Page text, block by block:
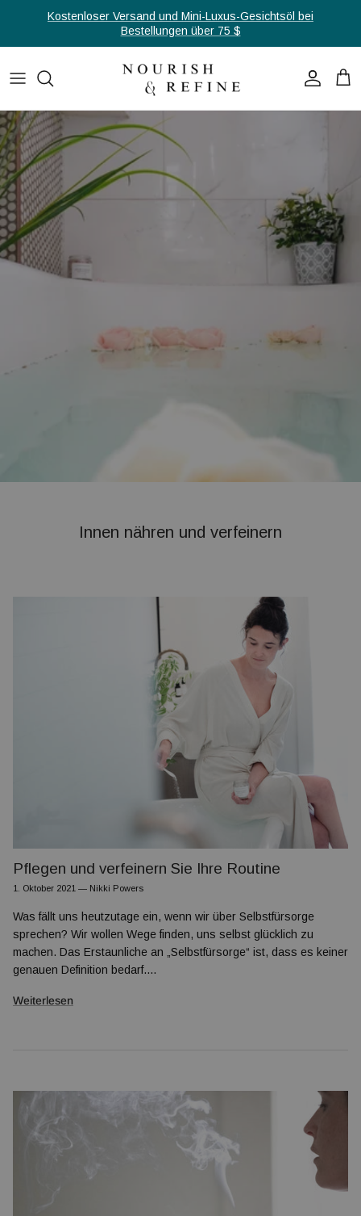
Kostenloser Versand und Mini-Luxus-Gesichtsöl bei
Bestellungen über 75 $
Konto
Innen nähren und verfeinern
Pflegen und verfeinern Sie Ihre Routine
1. Oktober 2021 — Nikki Powers
Was fällt uns heutzutage ein, wenn wir über Selbstfürsorge
sprechen? Wir wollen Wege finden, uns selbst glücklich zu
machen. Das Erstaunliche an „Selbstfürsorge“ ist, dass es keiner
genauen Definition bedarf....
Weiterlesen